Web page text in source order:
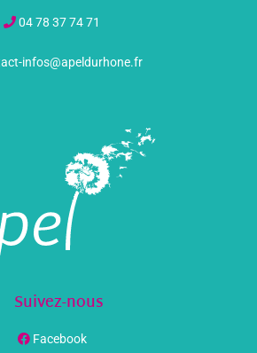
04 78 37 74 71
infos@apeldurhone.fr
Suivez-nous
Facebook